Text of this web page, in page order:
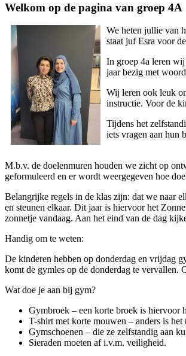
Welkom op de pagina van groep 4A
We heten jullie van
staat juf Esra voor
In groep 4a leren
jaar bezig met
Wij leren ook leuk
instructie. Voor de
Tijdens het
iets vragen aan hun
M.b.v. de doelenmuren houden we zicht op
geformuleerd en er wordt weergegeven hoe
Belangrijke regels in de klas zijn: dat we naar
en steunen elkaar. Dit jaar is hiervoor het
zonnetje vandaag. Aan het eind van de dag
Handig om te weten:
De kinderen hebben op donderdag en vrijdag
komt de gymles op de donderdag te vervallen.
Wat doe je aan bij gym?
Gymbroek – een korte broek is hiervoor
T-shirt met korte mouwen – anders is het
Gymschoenen – die ze zelfstandig aan
Sieraden moeten af i.v.m. veiligheid.